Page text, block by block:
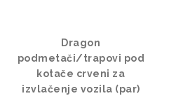
Dragon
podmetači/trapovi pod
kotače crveni za
izvlačenje vozila (par)